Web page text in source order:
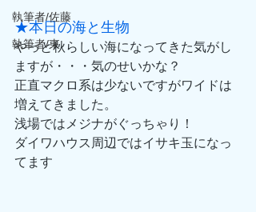
執筆者/佐藤
執筆者/東
★本日の海と生物
やっと秋らしい海になってきた気がし
ますが・・・気のせいかな？
正直マクロ系は少ないですがワイドは
増えてきました。
浅場ではメジナがぐっちゃり！
ダイワハウス周辺ではイサキ玉になっ
てます